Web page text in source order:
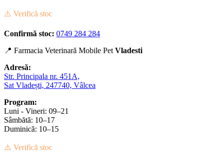
⚠️ Verifică stoc
Confirmă stoc: 0749 284 284
📍 Farmacia Veterinară Mobile Pet Vladesti
Adresă:
Str. Principala nr. 451A,
Sat Vladești, 247740, Vâlcea
Program:
Luni - Vineri: 09–21
Sâmbătă: 10–17
Duminică: 10–15
⚠️ Verifică stoc